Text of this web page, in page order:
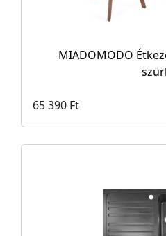
MIADOMODO
65 390 Ft